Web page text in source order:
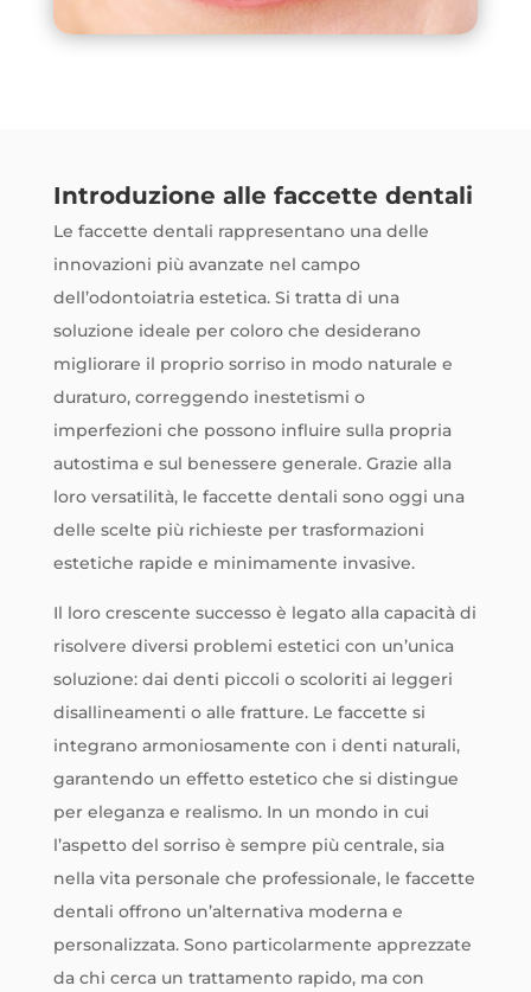
Introduzione alle faccette dentali
Le faccette dentali rappresentano una delle
innovazioni più avanzate nel campo
dell’odontoiatria estetica. Si tratta di una
soluzione ideale per coloro che desiderano
migliorare il proprio sorriso in modo naturale e
duraturo, correggendo inestetismi o
imperfezioni che possono influire sulla propria
autostima e sul benessere generale. Grazie alla
loro versatilità, le faccette dentali sono oggi una
delle scelte più richieste per trasformazioni
estetiche rapide e minimamente invasive.
Il loro crescente successo è legato alla capacità di
risolvere diversi problemi estetici con un’unica
soluzione: dai denti piccoli o scoloriti ai leggeri
disallineamenti o alle fratture. Le faccette si
integrano armoniosamente con i denti naturali,
garantendo un effetto estetico che si distingue
per eleganza e realismo. In un mondo in cui
l’aspetto del sorriso è sempre più centrale, sia
nella vita personale che professionale, le faccette
dentali offrono un’alternativa moderna e
personalizzata. Sono particolarmente apprezzate
da chi cerca un trattamento rapido, ma con